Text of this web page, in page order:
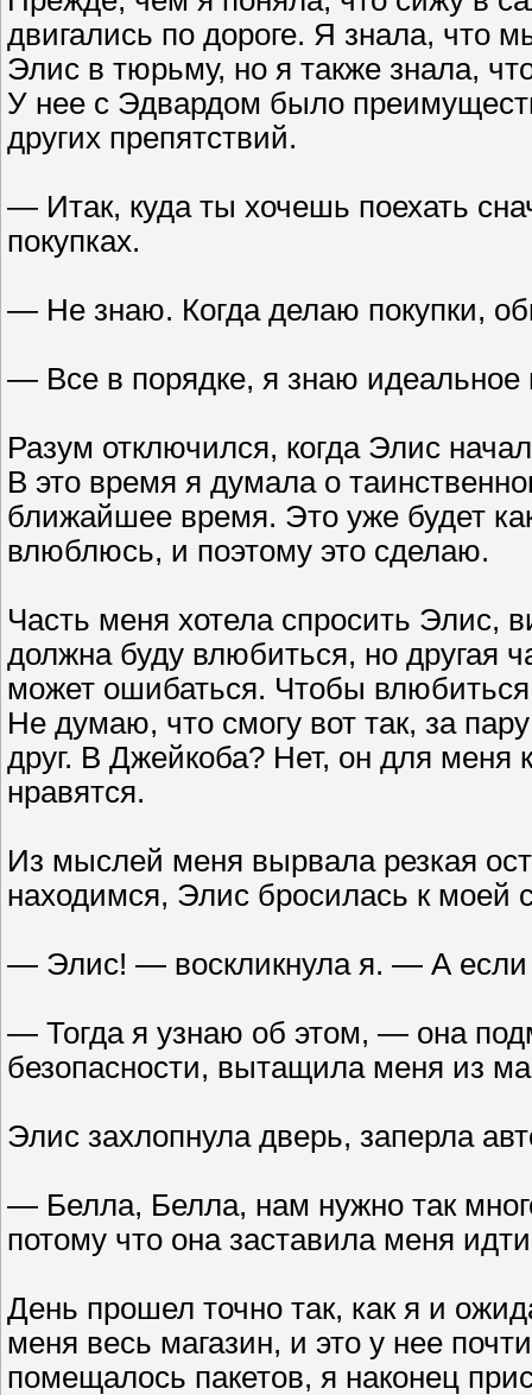
двигались по дороге. Я знала, что
Элис в тюрьму, но я также знала,
У нее с Эдвардом было
других препятствий.
— Итак, куда ты хочешь поехать
покупках.
— Не знаю. Когда делаю покупки,
— Все в порядке, я знаю идеальное
Разум отключился, когда Элис
В это время я думала о
ближайшее время. Это уже будет
влюблюсь, и поэтому это сделаю.
Часть меня хотела спросить Элис,
должна буду влюбиться, но другая
может ошибаться. Чтобы
Не думаю, что смогу вот так, за
друг. В Джейкоба? Нет, он для меня
нравятся.
Из мыслей меня вырвала резкая
находимся, Элис бросилась к моей
— Элис! — воскликнула я. — А если
— Тогда я узнаю об этом, — она
безопасности, вытащила меня из
Элис захлопнула дверь, заперла
— Белла, Белла, нам нужно так
потому что она заставила меня
День прошел точно так, как я и
меня весь магазин, и это у нее
помещалось пакетов, я наконец